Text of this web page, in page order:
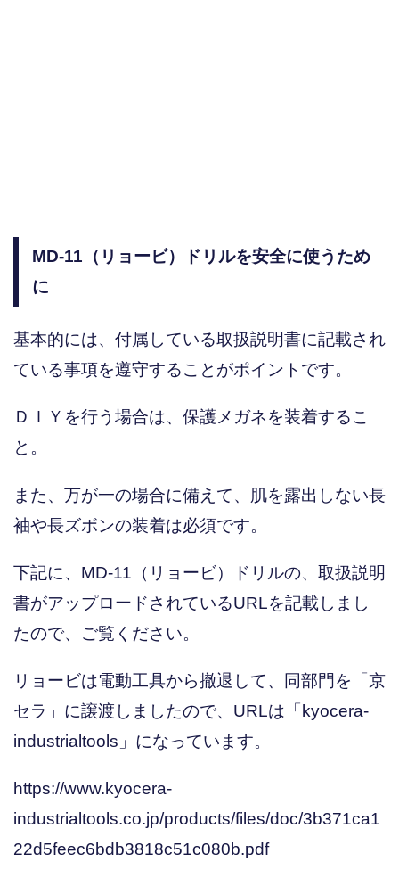
MD-11（リョービ）ドリルを安全に使うため
に
基本的には、付属している取扱説明書に記載され
ている事項を遵守することがポイントです。
ＤＩＹを行う場合は、保護メガネを装着するこ
と。
また、万が一の場合に備えて、肌を露出しない長
袖や長ズボンの装着は必須です。
下記に、MD-11（リョービ）ドリルの、取扱説明
書がアップロードされているURLを記載しまし
たので、ご覧ください。
リョービは電動工具から撤退して、同部門を「京
セラ」に譲渡しましたので、URLは「kyocera-
industrialtools」になっています。
https://www.kyocera-
industrialtools.co.jp/products/files/doc/3b371ca1
22d5feec6bdb3818c51c080b.pdf